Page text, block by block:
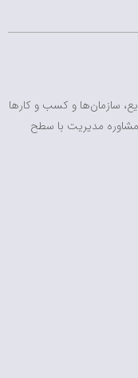
سازمان‌ها و کسب و کارها
مدیریت با سطح